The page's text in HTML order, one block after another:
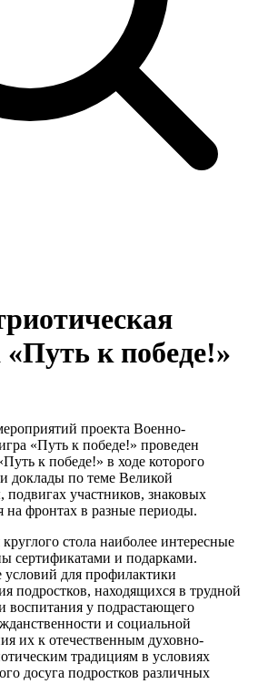
«Путь к победе!»
проекта Военно-
«Путь к победе!» проведен
к победе!» в ходе которого
доклады по теме Великой
участников, знаковых
фронтах в разные периоды.
стола наиболее интересные
сертификатами и подарками.
условий для профилактики
подростков, находящихся в трудной
воспитания у подрастающего
и социальной
их к отечественным духовно-
традициям в условиях
досуга подростков различных